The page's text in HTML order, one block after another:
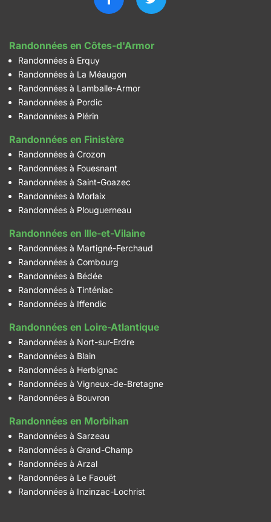
Randonnées en Côtes-d'Armor
Randonnées à Erquy
Randonnées à La Méaugon
Randonnées à Lamballe-Armor
Randonnées à Pordic
Randonnées à Plérin
Randonnées en Finistère
Randonnées à Crozon
Randonnées à Fouesnant
Randonnées à Saint-Goazec
Randonnées à Morlaix
Randonnées à Plouguerneau
Randonnées en Ille-et-Vilaine
Randonnées à Martigné-Ferchaud
Randonnées à Combourg
Randonnées à Bédée
Randonnées à Tinténiac
Randonnées à Iffendic
Randonnées en Loire-Atlantique
Randonnées à Nort-sur-Erdre
Randonnées à Blain
Randonnées à Herbignac
Randonnées à Vigneux-de-Bretagne
Randonnées à Bouvron
Randonnées en Morbihan
Randonnées à Sarzeau
Randonnées à Grand-Champ
Randonnées à Arzal
Randonnées à Le Faouët
Randonnées à Inzinzac-Lochrist